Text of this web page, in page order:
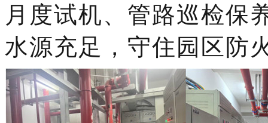
月度试机、管路巡检保
水源充足，守住园区防